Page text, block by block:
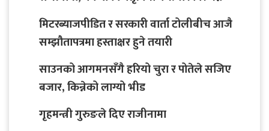
मिटरब्याजपीडित र सरकारी वार्ता टोलीबीच आजै
सम्झौतापत्रमा हस्ताक्षर हुने तयारी
साउनको आगमनसँगै हरियो चुरा र पोतेले सजिए
बजार, किन्नेको लाग्यो भीड
गृहमन्त्री गुरुङले दिए राजीनामा